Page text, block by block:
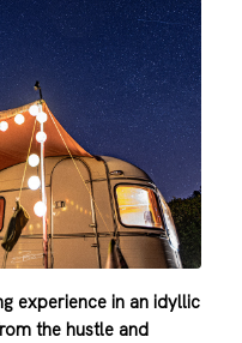
experience in an idyllic
the hustle and